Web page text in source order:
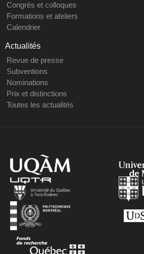
Congrès et colloques
Formations et ateliers
Calendrier
Actualités
Revue de presse
Subventions
Nominations
Prix et distinctions
Toutes les actualités